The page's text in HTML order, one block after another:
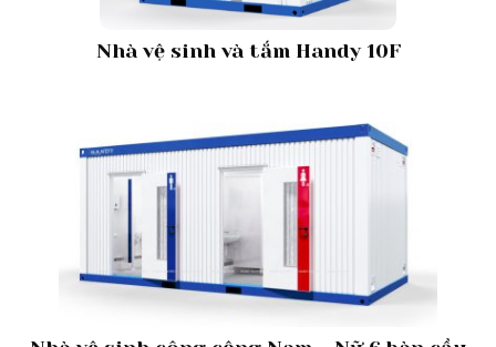
Nhà vệ sinh và tắm Handy 10F